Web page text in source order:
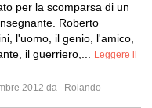
per la scomparsa di un
Roberto
l'uomo, il genio, l'amico,
il guerriero,...
Leggere il
2012 da
Rolando